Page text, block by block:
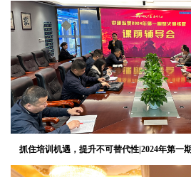
抓住培训机遇，提升不可替代性|2024年第一